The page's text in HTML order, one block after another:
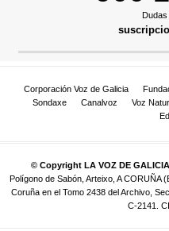
Corporación Voz de Galicia
Sondaxe
Canalvoz Voz
© Copyright LA VOZ DE
Polígono de Sabón, Arteixo, A CORUÑA
Coruña en el Tomo 2438 del Archivo,
C-2141.